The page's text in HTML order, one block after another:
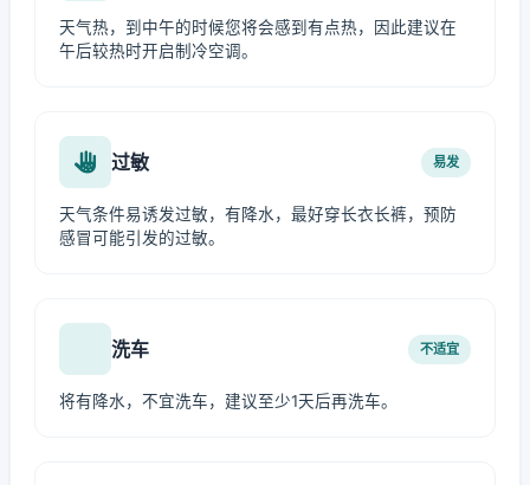
天气热，到中午的时候您将会感到有点热，因此建议在
午后较热时开启制冷空调。
过敏 易发
天气条件易诱发过敏，有降水，最好穿长衣长裤，预防
感冒可能引发的过敏。
洗车 不适宜
将有降水，不宜洗车，建议至少1天后再洗车。